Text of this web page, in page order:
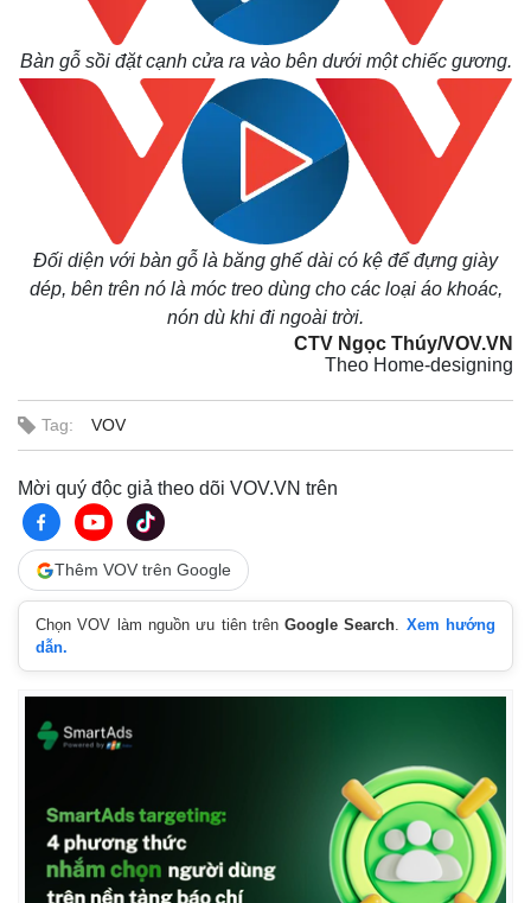
Bàn gỗ sồi đặt cạnh cửa ra vào bên dưới một chiếc gương.
Đối diện với bàn gỗ là băng ghế dài có kệ để đựng giày
dép, bên trên nó là móc treo dùng cho các loại áo khoác,
nón dù khi đi ngoài trời.
CTV Ngọc Thúy/VOV.VN
Theo Home-designing
Tag: VOV
Mời quý độc giả theo dõi VOV.VN trên
Thêm VOV trên Google
Chọn VOV làm nguồn ưu tiên trênGoogle Search. Xem hướng
dẫn.